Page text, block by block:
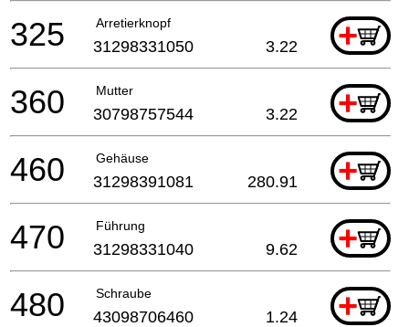
Arretierknopf +
325 31298331050 3.22
Mutter +
360 30798757544 3.22
Gehäuse +
460 31298391081 280.91
Führung +
470 31298331040 9.62
Schraube +
480 43098706460 1.24